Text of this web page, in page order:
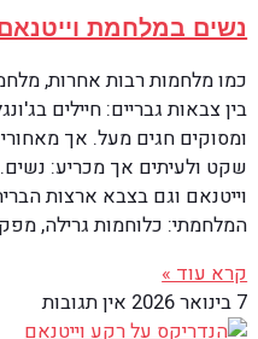
נשים במלחמת
כמו מלחמות רבות אחרות,
בין צבאות גבריים: חיילים
ומסוקים חגים מעל. אך
שקט ולעיתים אך מכריע:
וייטנאם וגם בצבא ארצות
המלחמתי: כלוחמות גרילה,
קרא עוד »
7 בינואר 2026
אין תגובות